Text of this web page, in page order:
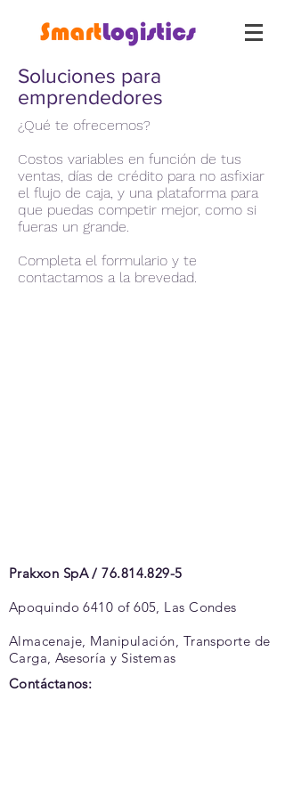
Soluciones para
emprendedores
¿Qué te ofrecemos?
Costos variables en función de tus
ventas, días de crédito para no asfixiar
el flujo de caja, y una plataforma para
que puedas competir mejor, como si
fueras un grande.
Completa el formulario y te
contactamos a la brevedad.
Prakxon SpA /76.814.829-5
Apoquindo 6410 of 605, Las Condes
Almacenaje, Manipulación, Transporte de
Carga, Asesoría y Sistemas
Contáctanos: